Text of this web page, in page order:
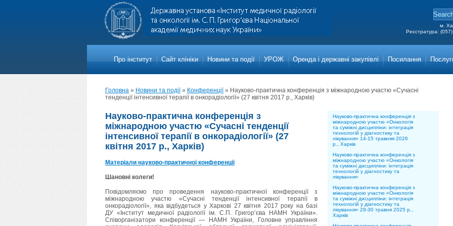
м.
Реєстратура:
Main
Про iнститут Сайт клініки Новини та події УРОЖ Оренда і державні закупівлі Посилання
Головна » Новини та події» Конференції» Науково-практична конференція з міжнародною участю «Сучасні
тенденції інтенсивної терапії в онкорадіології» (27 квітня 2017 р., Харків)
Науково-практична конференція з
міжнародною участю «Онкологія
та суміжні дисципліни: інтеграція
технологій у діагностику та
лікування» 14-15 травняя 2026
р., Харків
Науково-практична конференція з
міжнародною участю «Онкологія
та суміжні дисципліни: інтеграція
технологій у діагностику та
лікування»
Науково-практична конференція з
міжнародною участю «Онкологія
та суміжні дисципліни: інтеграція
технологій у діагностику та
лікування» 29-30 травня 2025 р.,
Харків
Науково-практична конференція з
міжнародною участю «Сучасні тенденції
інтенсивної терапії в онкорадіології» (27
квітня 2017 р., Харків)
Матеріали науково-практичної конференції
Шановні колеги!
Повідомляємо про проведення науково-практичної конференції
з
міжнародною участю «Сучасні тенденції інтенсивної терапії в
онкорадіології», яка відбудеться у Харкові 27 квітня 2017 року на базі
ДУ «Інститут медичної радіології ім. С.П. Григор’єва НАМН України».
Співорганізатори конференції — НАМН України, Головне управління